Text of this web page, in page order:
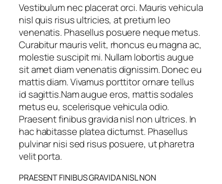
Vestibulum nec placerat orci. Mauris vehicula
nisl quis risus ultricies, at pretium leo
venenatis. Phasellus posuere neque metus.
Curabitur mauris velit, rhoncus eu magna ac,
molestie suscipit mi. Nullam lobortis augue
sit amet diam venenatis dignissim. Donec eu
mattis diam. Vivamus porttitor ornare tellus
id sagittis.Nam augue eros, mattis sodales
metus eu, scelerisque vehicula odio.
Praesent finibus gravida nisl non ultrices. In
hac habitasse platea dictumst. Phasellus
pulvinar nisi sed risus posuere, ut pharetra
velit porta.
PRAESENT FINIBUS GRAVIDA NISL NON